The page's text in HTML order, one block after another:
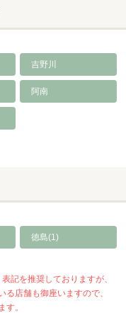
吉野川
阿南
徳島(1)
記を推奨しておりますが、
店舗も御座いますので、
す。